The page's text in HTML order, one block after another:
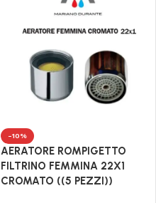
-10%
AERATORE ROMPIGETTO
FILTRINO FEMMINA 22X1
CROMATO ((5 PEZZI))